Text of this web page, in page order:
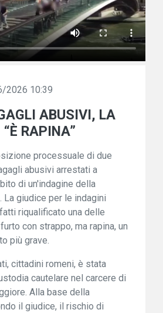
2026 10:39
ABUSIVI, LA
RAPINA”
processuale di due
abusivi arrestati a
di un'indagine della
La giudice per le indagini
riqualificato una delle
con strappo, ma rapina, un
più grave.
cittadini romeni, è stata
cautelare nel carcere di
Alla base della
il giudice, il rischio di